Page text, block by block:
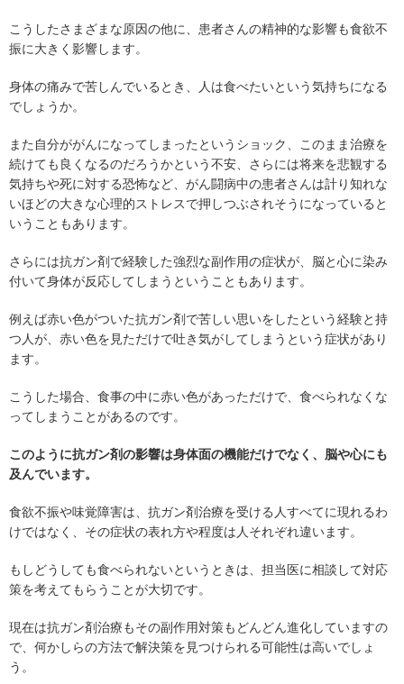
こうしたさまざまな原因の他に、患者さんの精神的な影響も食欲不
振に大きく影響します。
身体の痛みで苦しんでいるとき、人は食べたいという気持ちになる
でしょうか。
また自分ががんになってしまったというショック、このまま治療を
続けても良くなるのだろうかという不安、さらには将来を悲観する
気持ちや死に対する恐怖など、がん闘病中の患者さんは計り知れな
いほどの大きな心理的ストレスで押しつぶされそうになっていると
いうこともあります。
さらには抗ガン剤で経験した強烈な副作用の症状が、脳と心に染み
付いて身体が反応してしまうということもあります。
例えば赤い色がついた抗ガン剤で苦しい思いをしたという経験と持
つ人が、赤い色を見ただけで吐き気がしてしまうという症状があり
ます。
こうした場合、食事の中に赤い色があっただけで、食べられなくな
ってしまうことがあるのです。
このように抗ガン剤の影響は身体面の機能だけでなく、脳や心にも
及んでいます。
食欲不振や味覚障害は、抗ガン剤治療を受ける人すべてに現れるわ
けではなく、その症状の表れ方や程度は人それぞれ違います。
もしどうしても食べられないというときは、担当医に相談して対応
策を考えてもらうことが大切です。
現在は抗ガン剤治療もその副作用対策もどんどん進化していますの
で、何かしらの方法で解決策を見つけられる可能性は高いでしょ
う。